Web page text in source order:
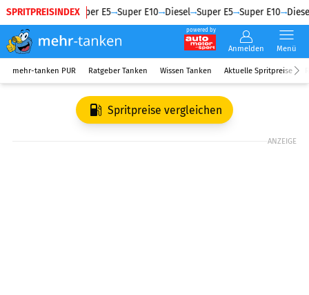
SPRITPREISINDEX
Diesel Super E5 Super E10 Diesel Super E5 Super E10 Diesel
powered by
Anmelden Menü
mehr-tanken PUR Ratgeber Tanken Wissen Tanken Aktuelle Spritpreise
Spritpreise vergleichen
ANZEIGE